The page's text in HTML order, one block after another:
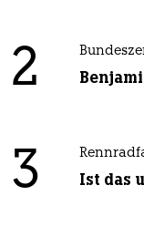
2
3 Ist das